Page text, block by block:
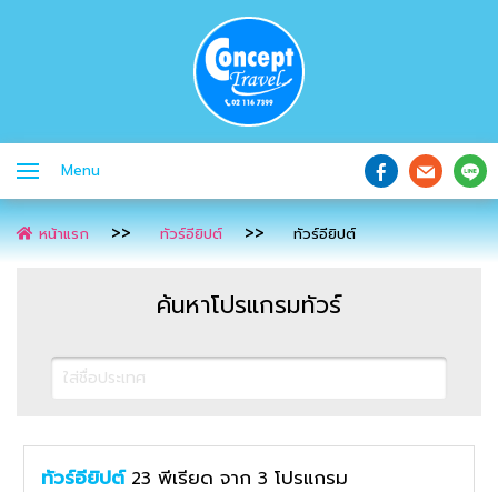
Menu
หน้าแรก ทัวร์อียิปต์ ทัวร์อียิปต์
ค้นหาโปรแกรมทัวร์
ทัวร์อียิปต์ 23 พีเรียด จาก 3 โปรแกรม